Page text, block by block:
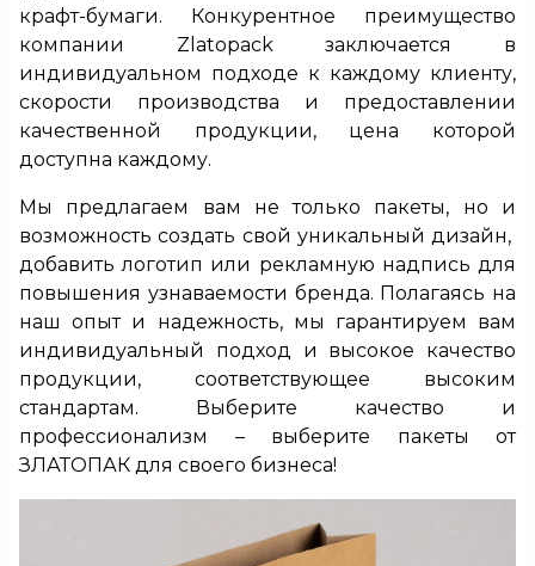
крафт-бумаги. Конкурентное преимущество
компании Zlatopack заключается в
индивидуальном подходе к каждому клиенту,
скорости производства и предоставлении
качественной продукции, цена которой
доступна каждому.
Мы предлагаем вам не только пакеты, но и
возможность создать свой уникальный дизайн,
добавить логотип или рекламную надпись для
повышения узнаваемости бренда. Полагаясь на
наш опыт и надежность, мы гарантируем вам
индивидуальный подход и высокое качество
продукции, соответствующее высоким
стандартам. Выберите качество и
профессионализм – выберите пакеты от
ЗЛАТОПАК для своего бизнеса!